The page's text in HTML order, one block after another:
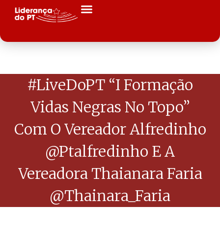
#LiveDoPT “I Formação
Vidas Negras No Topo”
Com O Vereador Alfredinho
@ptalfredinho E A
Vereadora Thaianara Faria
@Thainara_Faria